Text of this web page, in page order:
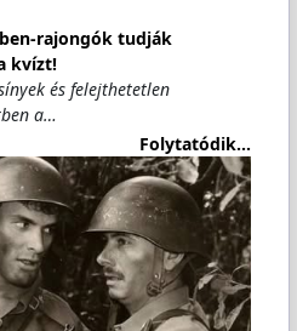
rajongók tudják
kvízt!
és felejthetetlen
a…
Folytatódik...